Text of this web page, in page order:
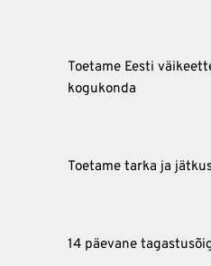
Toetame Eesti
kogukonda
Toetame tarka ja
14 päevane